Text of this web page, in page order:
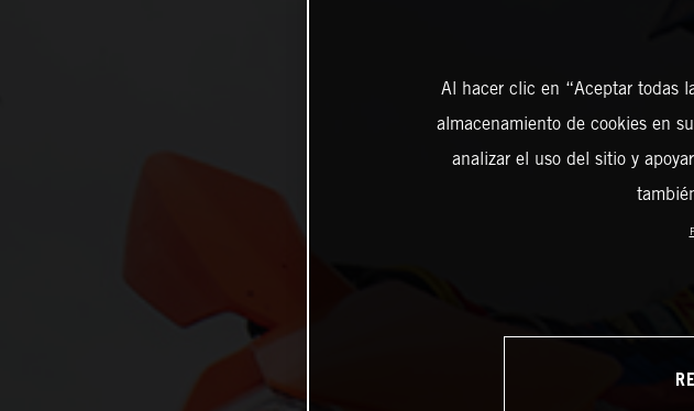
Al hacer clic en “Aceptar todas
almacenamiento de cookies en
analizar el uso del sitio y